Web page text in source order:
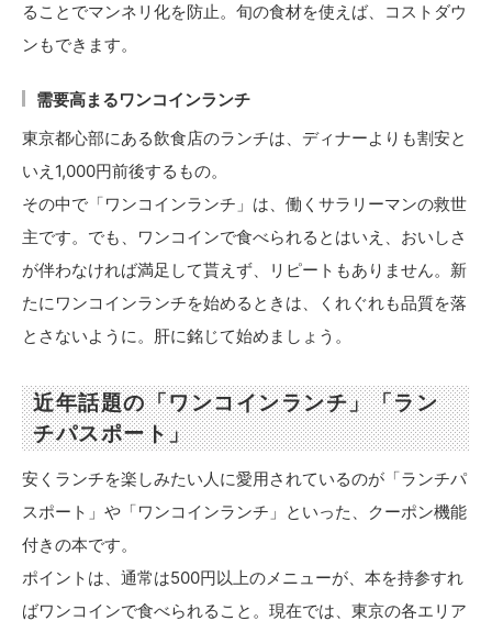
ることでマンネリ化を防止。旬の食材を使えば、コストダウ
ンもできます。
需要高まるワンコインランチ
東京都心部にある飲食店のランチは、ディナーよりも割安と
いえ1,000円前後するもの。
その中で「ワンコインランチ」は、働くサラリーマンの救世
主です。でも、ワンコインで食べられるとはいえ、おいしさ
が伴わなければ満足して貰えず、リピートもありません。新
たにワンコインランチを始めるときは、くれぐれも品質を落
とさないように。肝に銘じて始めましょう。
近年話題の「ワンコインランチ」「ラン
チパスポート」
安くランチを楽しみたい人に愛用されているのが「ランチパ
スポート」や「ワンコインランチ」といった、クーポン機能
付きの本です。
ポイントは、通常は500円以上のメニューが、本を持参すれ
ばワンコインで食べられること。現在では、東京の各エリア